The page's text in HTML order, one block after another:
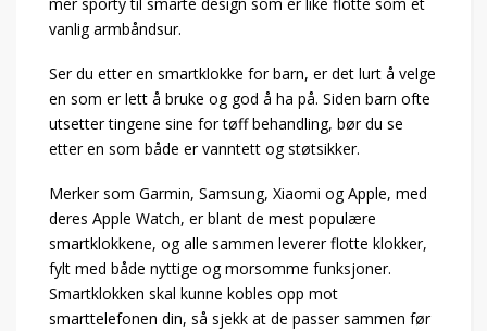
vanlig armbåndsur.
Ser du etter en smartklokke for barn, er det lurt å velge
en som er lett å bruke og god å ha på. Siden barn ofte
utsetter tingene sine for tøff behandling, bør du se
etter en som både er vanntett og støtsikker.
Merker som Garmin, Samsung, Xiaomi og Apple, med
deres Apple Watch, er blant de mest populære
smartklokkene, og alle sammen leverer flotte klokker,
fylt med både nyttige og morsomme funksjoner.
Smartklokken skal kunne kobles opp mot
smarttelefonen din, så sjekk at de passer sammen før